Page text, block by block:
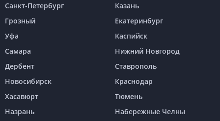
Санкт-Петербург
Казань
Грозный
Екатеринбург
Уфа
Каспийск
Самара
Нижний Новгород
Дербент
Ставрополь
Новосибирск
Краснодар
Хасавюрт
Тюмень
Назрань
Набережные Челны